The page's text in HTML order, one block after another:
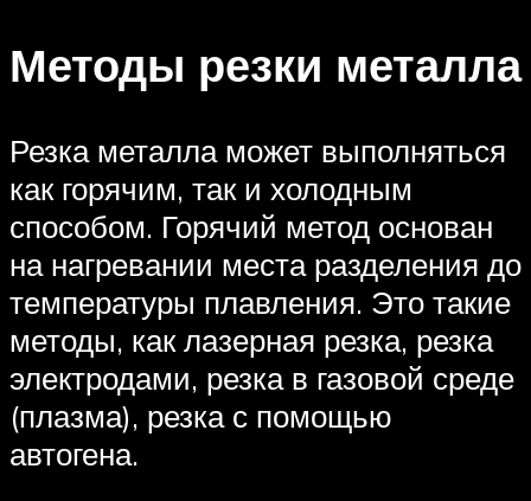
Методы резки металла
Резка металла может выполняться
как горячим, так и холодным
способом. Горячий метод основан
на нагревании места разделения до
температуры плавления. Это такие
методы, как лазерная резка, резка
электродами, резка в газовой среде
(плазма), резка с помощью
автогена.